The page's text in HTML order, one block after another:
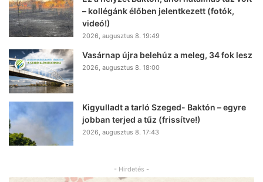
– kollégánk élőben jelentkezett (fotók,
videó!)
2026, augusztus 8. 19:49
Vasárnap újra belehúz a meleg, 34 fok lesz
2026, augusztus 8. 18:00
Kigyulladt a tarló Szeged- Baktón – egyre
jobban terjed a tűz (frissítve!)
2026, augusztus 8. 17:43
- Hirdetés -